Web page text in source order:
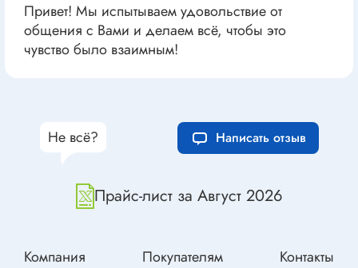
Привет! Мы испытываем удовольствие от
общения с Вами и делаем всё, чтобы это
чувство было взаимным!
Прайс-лист за Август 2026
Не всё? Написать отзыв
Компания Покупателям Контакты